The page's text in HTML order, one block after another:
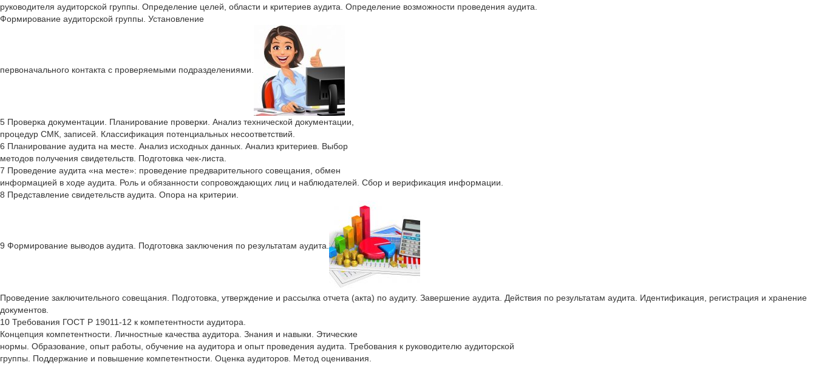
руководителя аудиторской группы. Определение целей, области и критериев аудита. Определение возможности проведения аудита.
Формирование аудиторской группы. Установление
первоначального контакта с проверяемыми подразделениями.
5 Проверка документации. Планирование проверки. Анализ технической документации,
процедур СМК, записей. Классификация потенциальных несоответствий.
6 Планирование аудита на месте. Анализ исходных данных. Анализ критериев. Выбор
методов получения свидетельств. Подготовка чек-листа.
7 Проведение аудита «на месте»: проведение предварительного совещания, обмен
информацией в ходе аудита. Роль и обязанности сопровождающих лиц и наблюдателей. Сбор и верификация информации.
8 Представление свидетельств аудита. Опора на критерии.
9 Формирование выводов аудита. Подготовка заключения по результатам аудита.
Проведение заключительного совещания. Подготовка, утверждение и рассылка отчета (акта) по аудиту. Завершение аудита. Действия по результатам аудита. Идентификация, регистрация и хранение
документов.
10 Требования ГОСТ Р 19011-12 к компетентности аудитора.
Концепция компетентности. Личностные качества аудитора. Знания и навыки. Этические
нормы. Образование, опыт работы, обучение на аудитора и опыт проведения аудита. Требования к руководителю аудиторской
группы. Поддержание и повышение компетентности. Оценка аудиторов. Метод оценивания.